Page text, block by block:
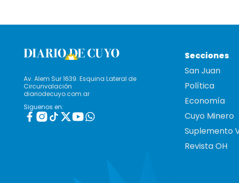
Av. Alem Sur 1639. Esquina Lateral de
Circunvalación
diariodecuyo.com.ar
Siguenos en:
Secciones
San Juan
Política
Economía
Cuyo Minero
Suplemento
Revista OH